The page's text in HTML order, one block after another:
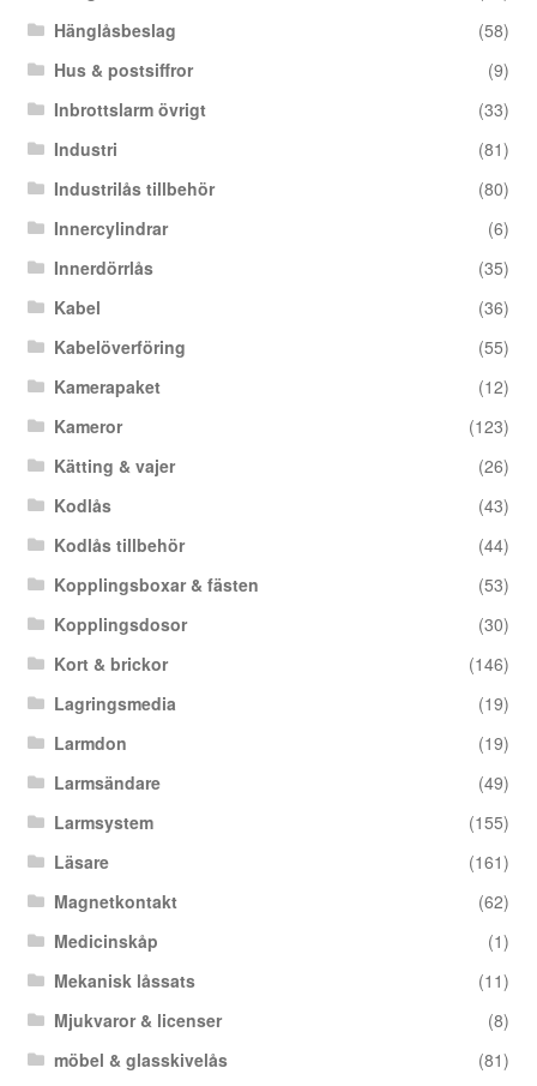
Hänglåsbeslag
(58)
Hus & postsiffror
(9)
Inbrottslarm övrigt
(33)
Industri
(81)
Industrilås tillbehör
(80)
Innercylindrar
(6)
Innerdörrlås
(35)
Kabel
(36)
Kabelöverföring
(55)
Kamerapaket
(12)
Kameror
(123)
Kätting & vajer
(26)
Kodlås
(43)
Kodlås tillbehör
(44)
Kopplingsboxar & fästen
(53)
Kopplingsdosor
(30)
Kort & brickor
(146)
Lagringsmedia
(19)
Larmdon
(19)
Larmsändare
(49)
Larmsystem
(155)
Läsare
(161)
Magnetkontakt
(62)
Medicinskåp
(1)
Mekanisk låssats
(11)
Mjukvaror & licenser
(8)
möbel & glasskivelås
(81)